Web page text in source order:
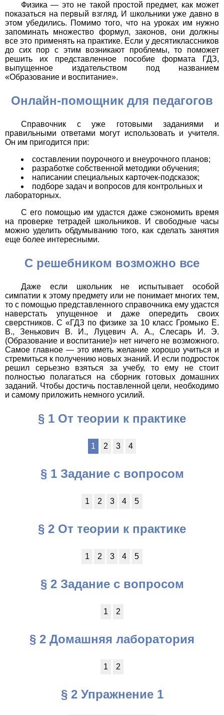
Физика — это не такой простой предмет, как может
показаться на первый взгляд. И школьники уже давно в
этом убедились. Помимо того, что на уроках им нужно
запоминать множество формул, законов, они должны
все это применять на практике. Если у десятиклассников
до сих пор с этим возникают проблемы, то поможет
решить их представленное пособие формата ГДЗ,
выпущенное издательством под названием
«Образование и воспитание».
Онлайн-помощник для педагогов
Справочник с уже готовыми заданиями и
правильными ответами могут использовать и учителя.
Он им пригодится при:
составлении поурочного и внеурочного планов;
разработке собственной методики обучения;
написании специальных карточек-подсказок;
подборе задач и вопросов для контрольных и
лабораторных.
С его помощью им удастся даже сэкономить время
на проверке тетрадей школьников. И свободные часы
можно уделить обдумыванию того, как сделать занятия
еще более интересными.
С решебником возможно все
Даже если школьник не испытывает особой
симпатии к этому предмету или не понимает многих тем,
то с помощью представленного справочника ему удастся
наверстать упущенное и даже опередить своих
сверстников. С «ГДЗ по физике за 10 класс Громыко Е.
В., Зенькович В. И., Луцевич А. А., Слесарь И. Э.
(Образование и воспитание)» нет ничего не возможного.
Самое главное — это иметь желание хорошо учиться и
стремиться к получению новых знаний. И если подросток
решил серьезно взяться за учебу, то ему не стоит
полностью полагаться на сборник готовых домашних
заданий. Чтобы достичь поставленной цели, необходимо
и самому приложить немного усилий.
§ 1 От теории к практике
1 2 3 4
§ 1 Задание с вопросом
1 2 3 4 5
§ 2 От теории к практике
1 2 3 4 5
§ 2 Задание с вопросом
1 2
§ 2 Домашняя лаборатория
1 2
§ 2 Упражнение 1